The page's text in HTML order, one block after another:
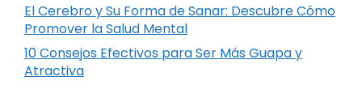
El Cerebro y Su Forma de Sanar: Descubre Cómo
Promover la Salud Mental
10 Consejos Efectivos para Ser Más Guapa y
Atractiva